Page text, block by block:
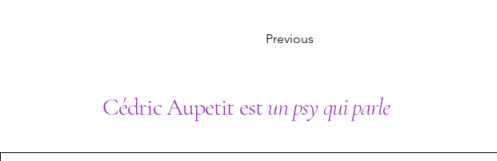
Previous
Cédric Aupetit estun psy qui parle